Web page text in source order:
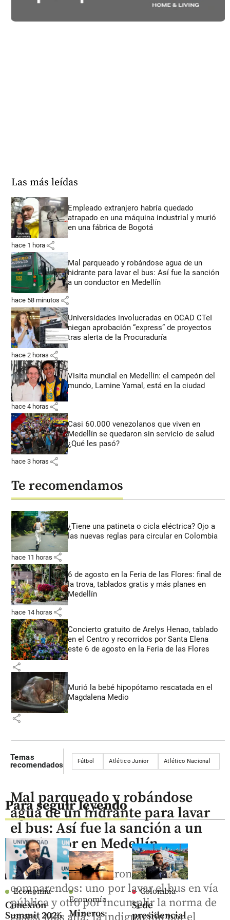
Las más leídas
Empleado extranjero habría quedado
atrapado en una máquina industrial y murió
en una fábrica de Bogotá
hace 1 hora share
Mal parqueado y robándose agua de un
hidrante para lavar el bus: Así fue la sanción
a un conductor en Medellín
hace 58 minutos share
Universidades involucradas en OCAD CTeI
niegan aprobación “express” de proyectos
tras alerta de la Procuraduría
hace 2 horas share
Visita mundial en Medellín: el campeón del
mundo, Lamine Yamal, está en la ciudad
hace 4 horas share
Casi 60.000 venezolanos que viven en
Medellín se quedaron sin servicio de salud
¿Qué les pasó?
hace 3 horas share
Te recomendamos
¿Tiene una patineta o cicla eléctrica? Ojo a
las nuevas reglas para circular en Colombia
hace 11 horas share
6 de agosto en la Feria de las Flores: final de
la trova, tablados gratis y más planes en
Medellín
hace 14 horas share
Concierto gratuito de Arelys Henao, tablado
en el Centro y recorridos por Santa Elena
este 6 de agosto en la Feria de las Flores
share
Murió la bebé hipopótamo rescatada en el
Magdalena Medio
share
Temas
recomendados
Fútbol Atlético Junior Atlético Nacional
Para seguir leyendo
Economía
Conexión
Summit 2026
Economía
Mineros
Colombia
Sede
presidencial
Mal parqueado y robándose
agua de un hidrante para lavar
el bus: Así fue la sanción a un
conductor en Medellín
Al infractor le aplicaron dos
comparendos: uno por lavar el bus en vía
pública y otro por incumplir la norma de
gases. Más allá, la indignación por el